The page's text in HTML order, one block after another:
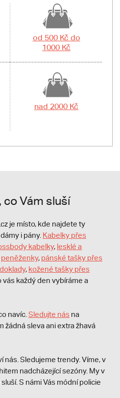
od 500 Kč do
1000 Kč
nad 2000 Kč
co Vám sluší
je místo, kde najdete ty
i pány. Kabelky přes
kabelky, lesklé a
peněženky, pánské tašky přes
, kožené tašky přes
vás každý den vybíráme a
navíc. Sledujte nás na
žádná sleva ani extra žhavá
nás. Sledujeme trendy. Víme, v
nadcházející sezóny. My v
S námi Vás módní policie